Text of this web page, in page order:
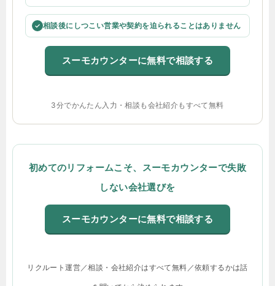
✓ 相談後にしつこい営業や契約を迫られることはありません
スーモカウンターに無料で相談する
3分でかんたん入力・相談も会社紹介もすべて無料
初めてのリフォームこそ、スーモカウンターで失敗
しない会社選びを
スーモカウンターに無料で相談する
リクルート運営／相談・会社紹介はすべて無料／依頼するかは話